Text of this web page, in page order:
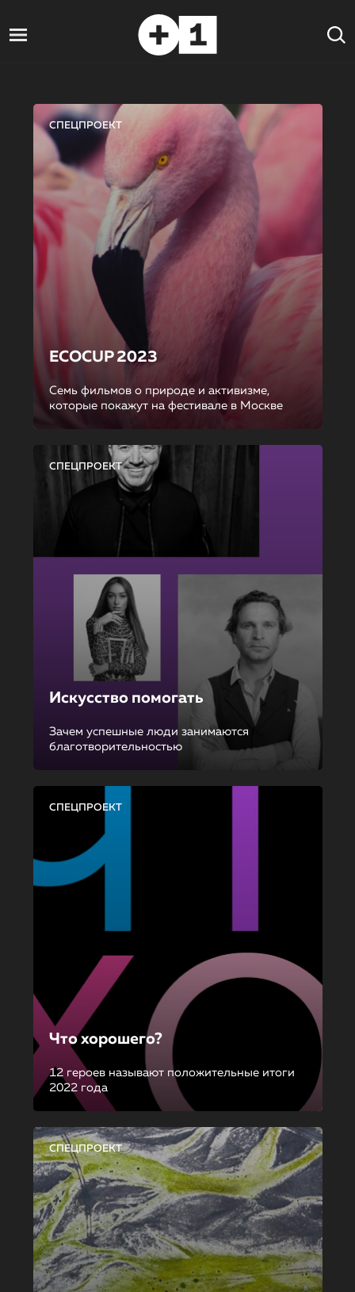
СПЕЦПРОЕКТ
ECOCUP 2023
Семь фильмов о природе и активизме,
которые покажут на фестивале в Москве
СПЕЦПРОЕКТ
Искусство помогать
Зачем успешные люди занимаются
благотворительностью
СПЕЦПРОЕКТ
Что хорошего?
12 героев называют положительные итоги
2022 года
СПЕЦПРОЕКТ